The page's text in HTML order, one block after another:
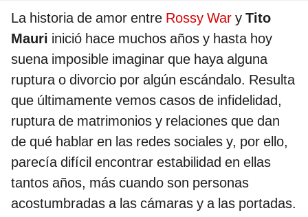
La historia de amor entre Rossy War y Tito
Mauri inició hace muchos años y hasta hoy
suena imposible imaginar que haya alguna
ruptura o divorcio por algún escándalo. Resulta
que últimamente vemos casos de infidelidad,
ruptura de matrimonios y relaciones que dan
de qué hablar en las redes sociales y, por ello,
parecía difícil encontrar estabilidad en ellas
tantos años, más cuando son personas
acostumbradas a las cámaras y a las portadas.